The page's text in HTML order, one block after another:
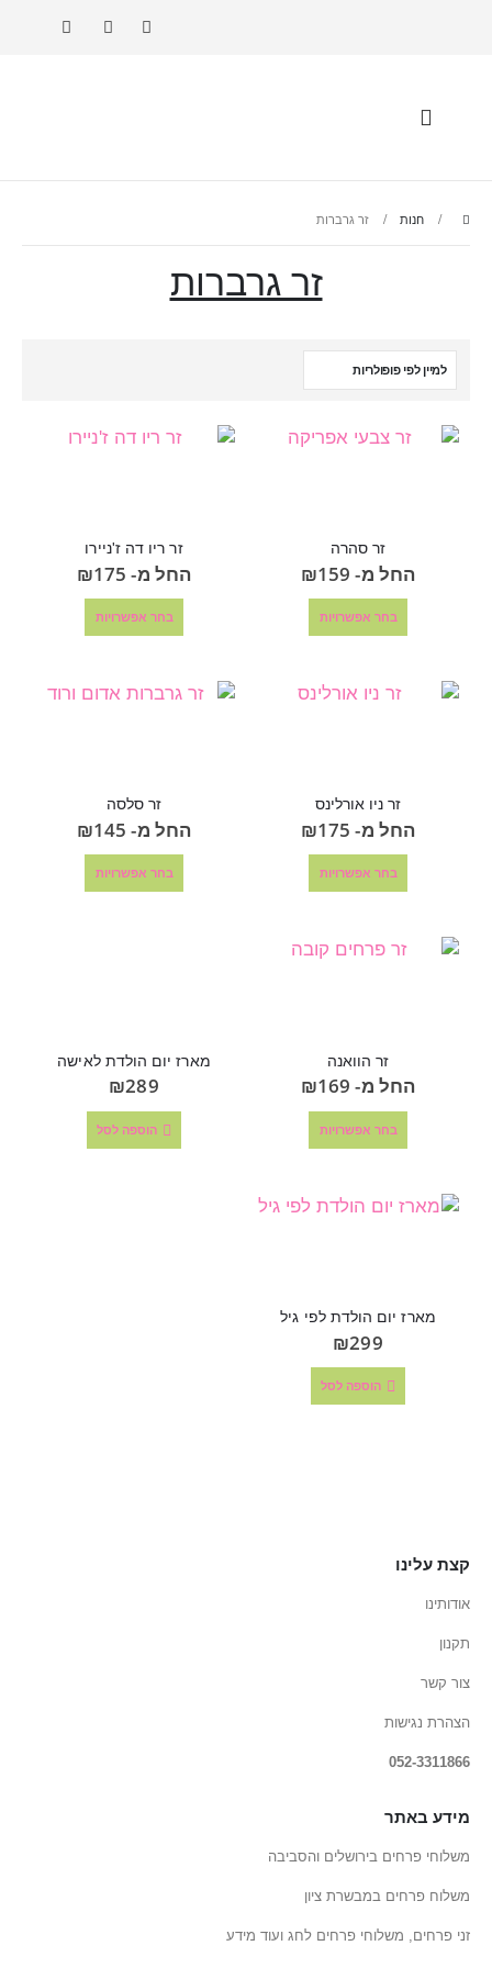
חנות זר גרברות
זר גרברות
זר סהרה
החל מ- ₪159
בחר אפשרויות
זר ריו דה ז'ניירו
החל מ- ₪175
בחר אפשרויות
זר ניו אורלינס
החל מ- ₪175
בחר אפשרויות
זר סלסה
החל מ- ₪145
בחר אפשרויות
זר הוואנה
החל מ- ₪169
בחר אפשרויות
מארז יום הולדת לאישה
₪289
הוספה לסל
מארז יום הולדת לפי גיל
₪299
הוספה לסל
קצת עלינו
אודותינו
תקנון
צור קשר
הצהרת נגישות
052-3311866
מידע באתר
משלוחי פרחים בירושלים והסביבה
משלוח פרחים במבשרת ציון
זני פרחים, משלוחי פרחים לחג ועוד מידע